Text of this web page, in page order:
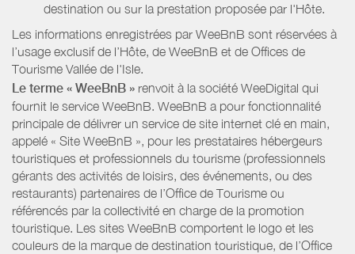
destination ou sur la prestation proposée par l'Hôte.
Les informations enregistrées par WeeBnB sont réservées à
l’usage exclusif de l’Hôte, de WeeBnB et de Offices de
Tourisme Vallée de l'Isle.
Le terme « WeeBnB » renvoit à la société WeeDigital qui
fournit le service WeeBnB. WeeBnB a pour fonctionnalité
principale de délivrer un service de site internet clé en main,
appelé « Site WeeBnB », pour les prestataires hébergeurs
touristiques et professionnels du tourisme (professionnels
gérants des activités de loisirs, des événements, ou des
restaurants) partenaires de l’Office de Tourisme ou
référencés par la collectivité en charge de la promotion
touristique. Les sites WeeBnB comportent le logo et les
couleurs de la marque de destination touristique, de l’Office